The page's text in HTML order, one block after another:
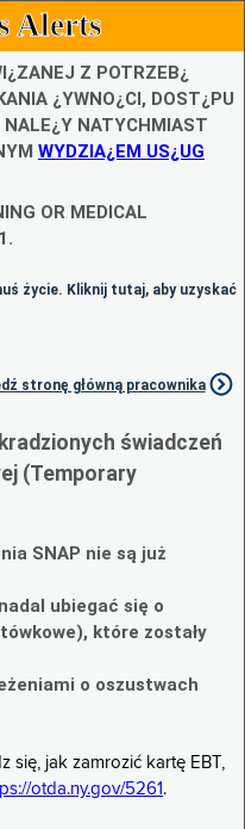
Alerts
Z POTRZEB¿
¿YWNO¿CI, DOST¿PU
NALE¿Y NATYCHMIAST
WYDZIA¿EM US¿UG
OR MEDICAL
życie. Kliknij tutaj, aby uzyskać
stronę główną pracownika
świadczeń
(Temporary
SNAP nie są już
ubiegać się o
które zostały
o oszustwach
się, jak zamrozić kartę EBT,
otda.ny.gov/5261 .